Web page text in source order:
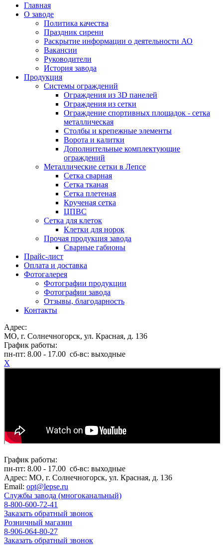
Главная
О заводе
Политика качества
Праздник сирени
Раскрытие информации о деятельности АО
Вакансии
Руководители
История завода
Продукция
Системы ограждений
Ограждения из 3D панелей
Ограждения из сетки
Ограждение спортивных площадок - сетка
металлическая
Столбы и крепежные элементы
Ворота и калитки
Дополнительные комплектующие
ограждений
Металлические сетки в Лепсе
Сетка сварная
Сетка тканая
Сетка плетеная
Крученая сетка
ЦПВС
Сетка для клеток
Клетки для норок
Прочая продукция завода
Сварные габионы
Прайс-лист
Оплата и доставка
Фотогалерея
Фотографии продукции
Фотографии завода
Отзывы, благодарность
Контакты
Адрес:
МО, г. Солнечногорск, ул. Красная, д. 136
График работы:
пн-пт: 8.00 - 17.00 сб-вс: выходные
X
График работы:
пн-пт: 8.00 - 17.00 сб-вс: выходные
Адрес: МО, г. Солнечногорск, ул. Красная, д. 136
Email: opt@lepse.ru
Службы завода (многоканальный)
8-800-600-72-41
Заказать обратный звонок
Розничный магазин
8-906-064-80-27
Заказать обратный звонок